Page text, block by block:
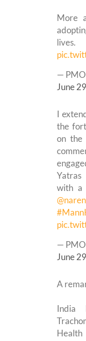
More
—
June
I
the
on the
with a
—
June
A
India